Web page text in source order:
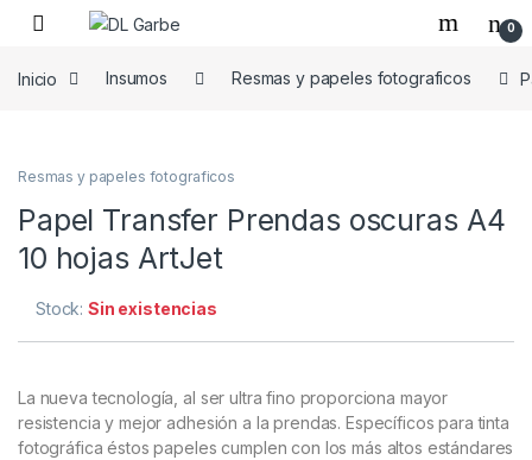
0
Inicio Insumos Resmas y papeles fotograficos
Resmas y papeles fotograficos
Papel Transfer Prendas oscuras A4
10 hojas ArtJet
Stock:Sin existencias
La nueva tecnología, al ser ultra fino proporciona mayor
resistencia y mejor adhesión a la prendas. Específicos para tinta
fotográfica éstos papeles cumplen con los más altos estándares